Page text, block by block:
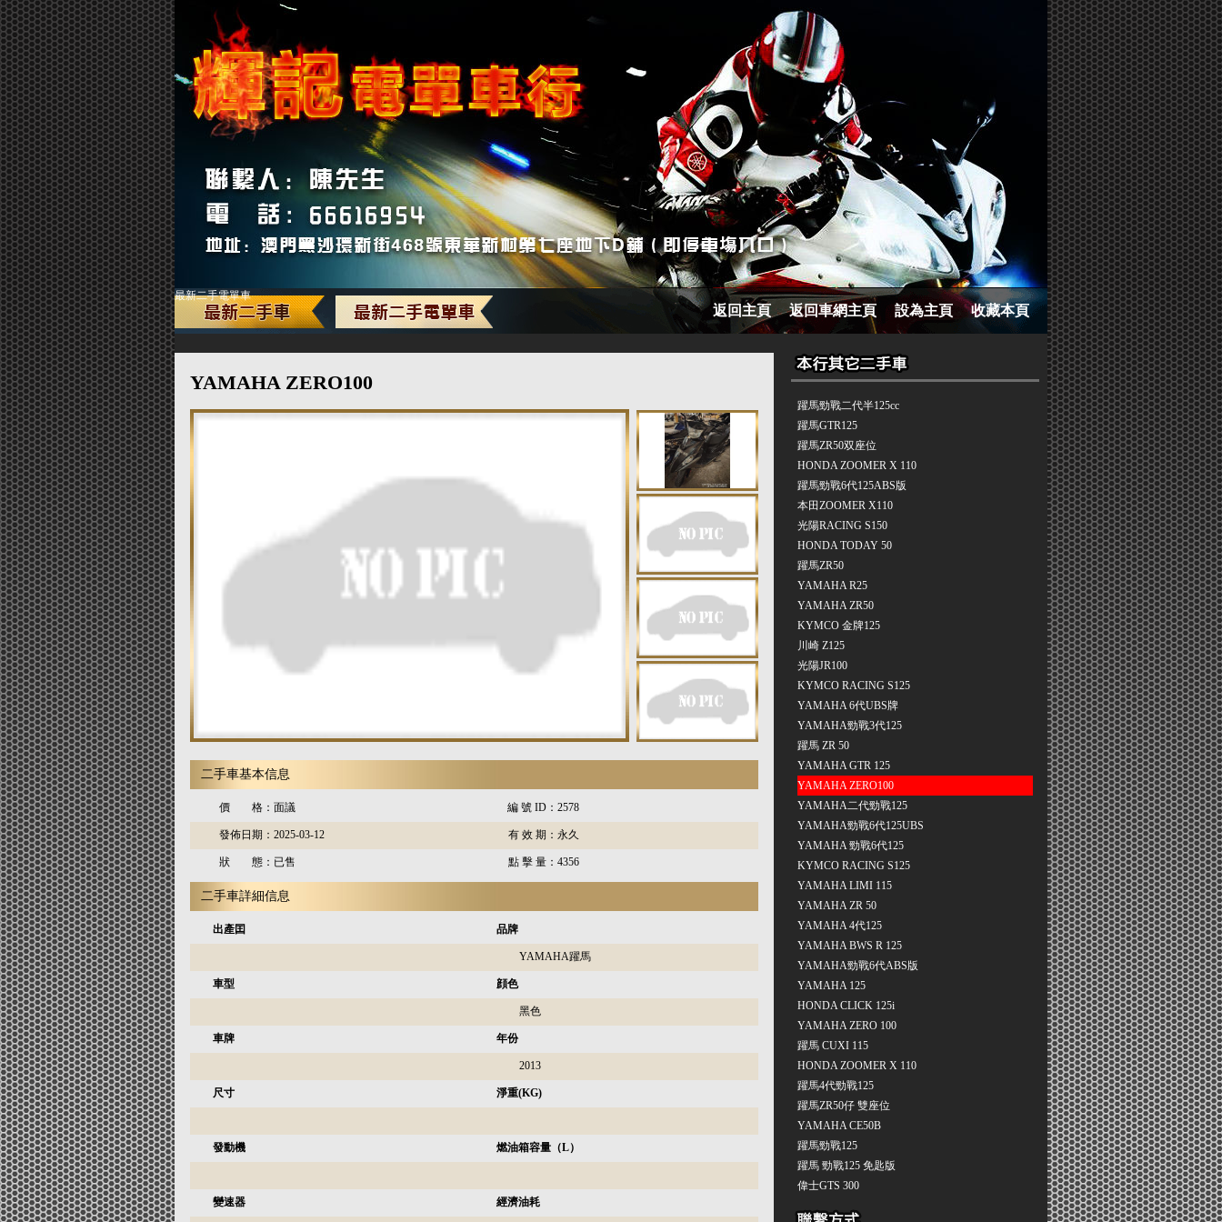
最新二手電單車
返回主頁 返回車網主頁 設為主頁 收藏本頁
YAMAHA ZERO100
二手車基本信息
價 格： 面議 編 號 ID： 2578
發佈日期： 2025-03-12 有 效 期： 永久
狀 態： 已售 點 擊 量： 4356
二手車詳細信息
出產囯 品牌
YAMAHA躍馬
車型 顔色
黑色
車牌 年份
2013
尺寸 淨重(KG)
發動機 燃油箱容量（L）
變速器 經濟油耗
躍馬勁戰二代半125cc
躍馬GTR125
躍馬ZR50双座位
HONDA ZOOMER X 110
躍馬勁戰6代125ABS版
本田ZOOMER X110
光陽RACING S150
HONDA TODAY 50
躍馬ZR50
YAMAHA R25
YAMAHA ZR50
KYMCO 金牌125
川崎 Z125
光陽JR100
KYMCO RACING S125
YAMAHA 6代UBS牌
YAMAHA勁戰3代125
躍馬 ZR 50
YAMAHA GTR 125
YAMAHA ZERO100
YAMAHA二代勁戰125
YAMAHA勁戰6代125UBS
YAMAHA 勁戰6代125
KYMCO RACING S125
YAMAHA LIMI 115
YAMAHA ZR 50
YAMAHA 4代125
YAMAHA BWS R 125
YAMAHA勁戰6代ABS版
YAMAHA 125
HONDA CLICK 125i
YAMAHA ZERO 100
躍馬 CUXI 115
HONDA ZOOMER X 110
躍馬4代勁戰125
躍馬ZR50仔 雙座位
YAMAHA CE50B
躍馬勁戰125
躍馬 勁戰125 免匙版
偉士GTS 300